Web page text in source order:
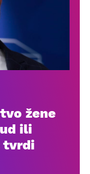
žene
ili
tvrdi